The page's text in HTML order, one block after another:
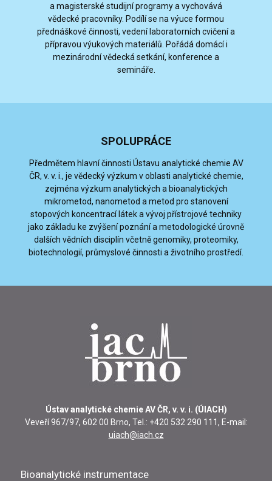
a magisterské studijní programy a vychovává
vědecké pracovníky. Podílí se na výuce formou
přednáškové činnosti, vedení laboratorních cvičení a
přípravou výukových materiálů. Pořádá domácí i
mezinárodní vědecká setkání, konference a
semináře.
SPOLUPRÁCE
Předmětem hlavní činnosti Ústavu analytické chemie AV
ČR, v. v. i., je vědecký výzkum v oblasti analytické chemie,
zejména výzkum analytických a bioanalytických
mikrometod, nanometod a metod pro stanovení
stopových koncentrací látek a vývoj přístrojové techniky
jako základu ke zvýšení poznání a metodologické úrovně
dalších vědních disciplín včetně genomiky, proteomiky,
biotechnologií, průmyslové činnosti a životního prostředí.
Ústav analytické chemie AV ČR, v. v. i. (ÚIACH)
Veveří 967/97, 602 00 Brno, Tel.: +420 532 290 111, E-mail:
uiach@iach.cz
Bioanalytické instrumentace